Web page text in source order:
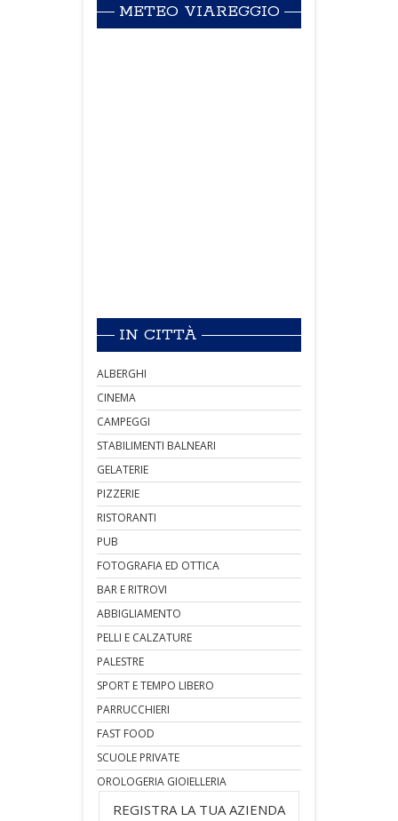
METEO VIAREGGIO
IN CITTÀ
ALBERGHI
CINEMA
CAMPEGGI
STABILIMENTI BALNEARI
GELATERIE
PIZZERIE
RISTORANTI
PUB
FOTOGRAFIA ED OTTICA
BAR E RITROVI
ABBIGLIAMENTO
PELLI E CALZATURE
PALESTRE
SPORT E TEMPO LIBERO
PARRUCCHIERI
FAST FOOD
SCUOLE PRIVATE
OROLOGERIA GIOIELLERIA
REGISTRA LA TUA AZIENDA